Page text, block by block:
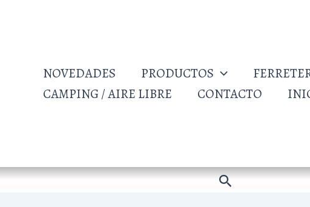
NOVEDADES PRODUCTOS
CAMPING / AIRE LIBRE
CONTACTO
Buscar